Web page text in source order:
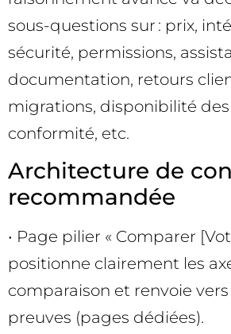
sous-questions sur : prix,
sécurité, permissions,
documentation, retours
migrations, disponibilité
conformité, etc.
Architecture de
recommandée
• Page pilier « Comparer
positionne clairement les
comparaison et renvoie
preuves (pages dédiées).